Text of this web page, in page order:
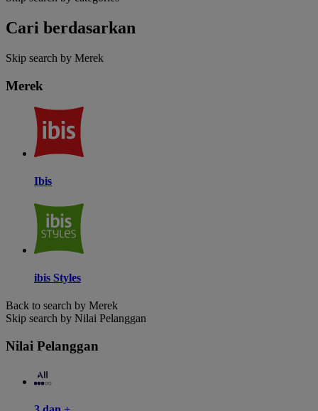
Cari berdasarkan
Skip search by Merek
Merek
Ibis
ibis Styles
Back to search by Merek
Skip search by Nilai Pelanggan
Nilai Pelanggan